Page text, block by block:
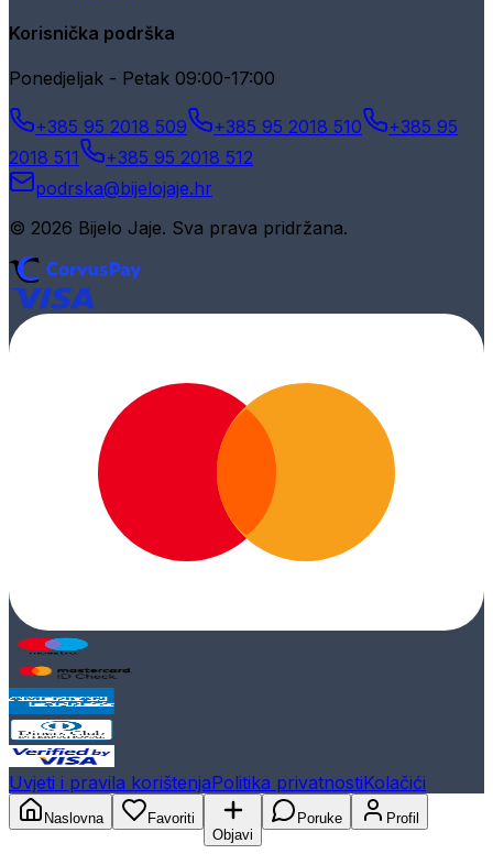
Korisnička podrška
Ponedjeljak - Petak 09:00-17:00
+385 95 2018 509 +385 95 2018 510
+385 95
2018 511
+385 95 2018 512
podrska@bijelojaje.hr
© 2026 Bijelo Jaje. Sva prava pridržana.
Uvjeti i pravila korištenjaPolitika privatnostiKolačići
Naslovna
Favoriti
Objavi
Poruke Profil